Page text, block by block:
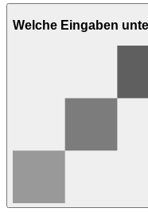
Welche Eingaben